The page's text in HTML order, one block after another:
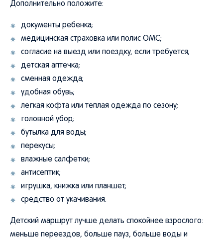
Дополнительно положите:
документы ребенка;
медицинская страховка или полис ОМС;
согласие на выезд или поездку, если требуется;
детская аптечка;
сменная одежда;
удобная обувь;
легкая кофта или теплая одежда по сезону;
головной убор;
бутылка для воды;
перекусы;
влажные салфетки;
антисептик;
игрушка, книжка или планшет;
средство от укачивания.
Детский маршрут лучше делать спокойнее взрослого:
меньше переездов, больше пауз, больше воды и